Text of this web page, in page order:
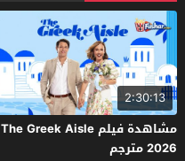
2:30:13
مشاهدة فيلم The Greek Aisle
2026 مترجم